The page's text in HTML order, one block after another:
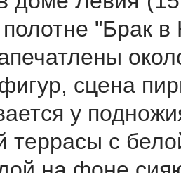
"Брак в
сцена
у
террасы с